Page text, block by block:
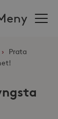
›
Prata